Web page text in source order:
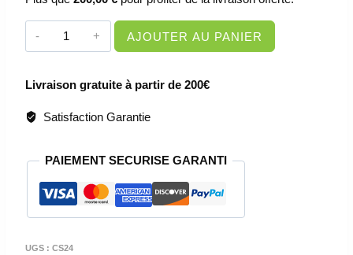
quantité
de
DE
-
DE
COU
CS24
AJOUTER AU PANIER
Livraison gratuite à partir de 200€
Satisfaction Garantie
PAIEMENT SECURISE GARANTI
UGS : CS24